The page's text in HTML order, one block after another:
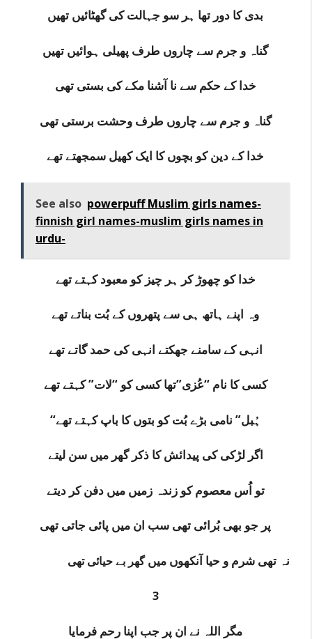
بدی کا دور تھا ہر سو جہالت کی گھٹائیں تھیں
گناہ و جرم سے چاروں طرف پھیلی ہوائیں تھیں
خدا کے حکم سے نا آشنا مکے کی بستی تھی
گناہ و جرم سے چاروں طرف وحشت برستی تھی
خدا کے دین کو بچوں کا ایک کھیل سمجھتے تھے
See also powerpuff Muslim girls names-
finnish girl names-muslim girls names in
urdu-
خدا کو چھوڑ کر ہر چیز کو معبود کہتے تھے
وہ اپنے ہاتھ ہی سے پتھروں کے بُت بناتے تھے
انہی کے سامنے جھکتے انہی کی حمد گاتے تھے
کسی کا نام “عُزی”تھا کسی کو “لات” کہتے تھے
“ہُبل” نامی بڑے بُت کو بتوں کا باپ کہتے تھے
اگر لڑکی کی پیدائش کا ذکر گھر میں سن لیتے
تو اُُس معصوم کو زندہ زمیں میں دفن کر دیتے
پر جو بھی بُرائی تھی سب ان میں‌ پائی جاتی تھی
نہ تھی شرم و حیا آنکھوں‌ میںگھر بے حیائی تھی
3
مگر اللہ نے ان پر جب اپنا رحم فرمایا